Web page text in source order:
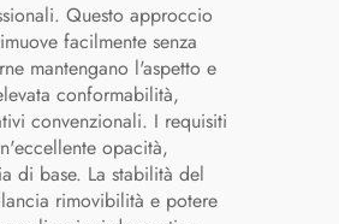
Questo approccio
facilmente senza
mantengano l'aspetto e
conformabilità,
convenzionali. I requisiti
opacità,
di base. La stabilità del
rimovibilità e potere